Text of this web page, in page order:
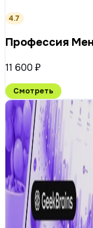
4.7
Профессия
11 600 ₽
Смотреть